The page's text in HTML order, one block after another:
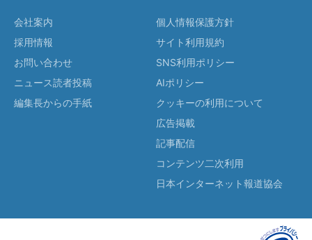
会社案内
採用情報
お問い合わせ
ニュース読者投稿
編集長からの手紙
個人情報保護方針
サイト利用規約
SNS利用ポリシー
AIポリシー
クッキーの利用について
広告掲載
記事配信
コンテンツ二次利用
日本インターネット報道協会